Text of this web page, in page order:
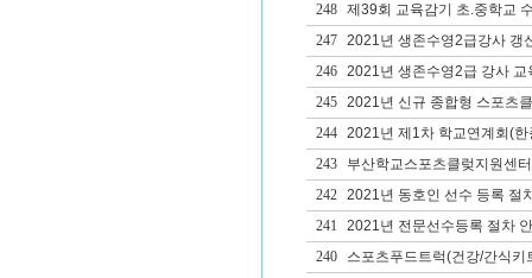
248
제39회 교육감기 초.중학교
247
2021년 생존수영2급강사 갱
246
2021년 생존수영2급 강사 교
245
2021년 신규 종합형 스포츠
244
2021년 제1차 학교연계회(
243
부산학교스포츠클렂지원센
242
2021년 동호인 선수 등록 절
241
2021년 전문선수등록 절차
240
스포츠푸드트럭(건강/간식키